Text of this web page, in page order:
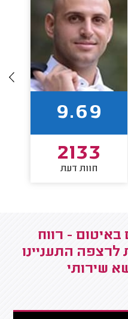
9.69
2133
חוות דעת
- רווח
התעניינו
שירותי